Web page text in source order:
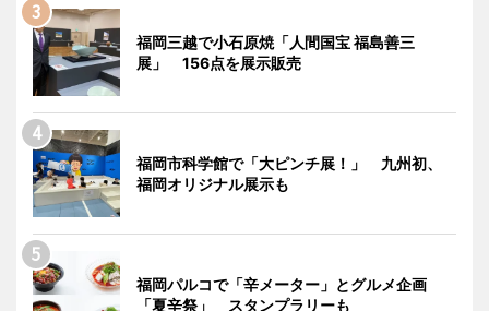
福岡三越で小石原焼「人間国宝 福島善三
展」 156点を展示販売
福岡市科学館で「大ピンチ展！」 九州初、
福岡オリジナル展示も
福岡パルコで「辛メーター」とグルメ企画
「夏辛祭」 スタンプラリーも